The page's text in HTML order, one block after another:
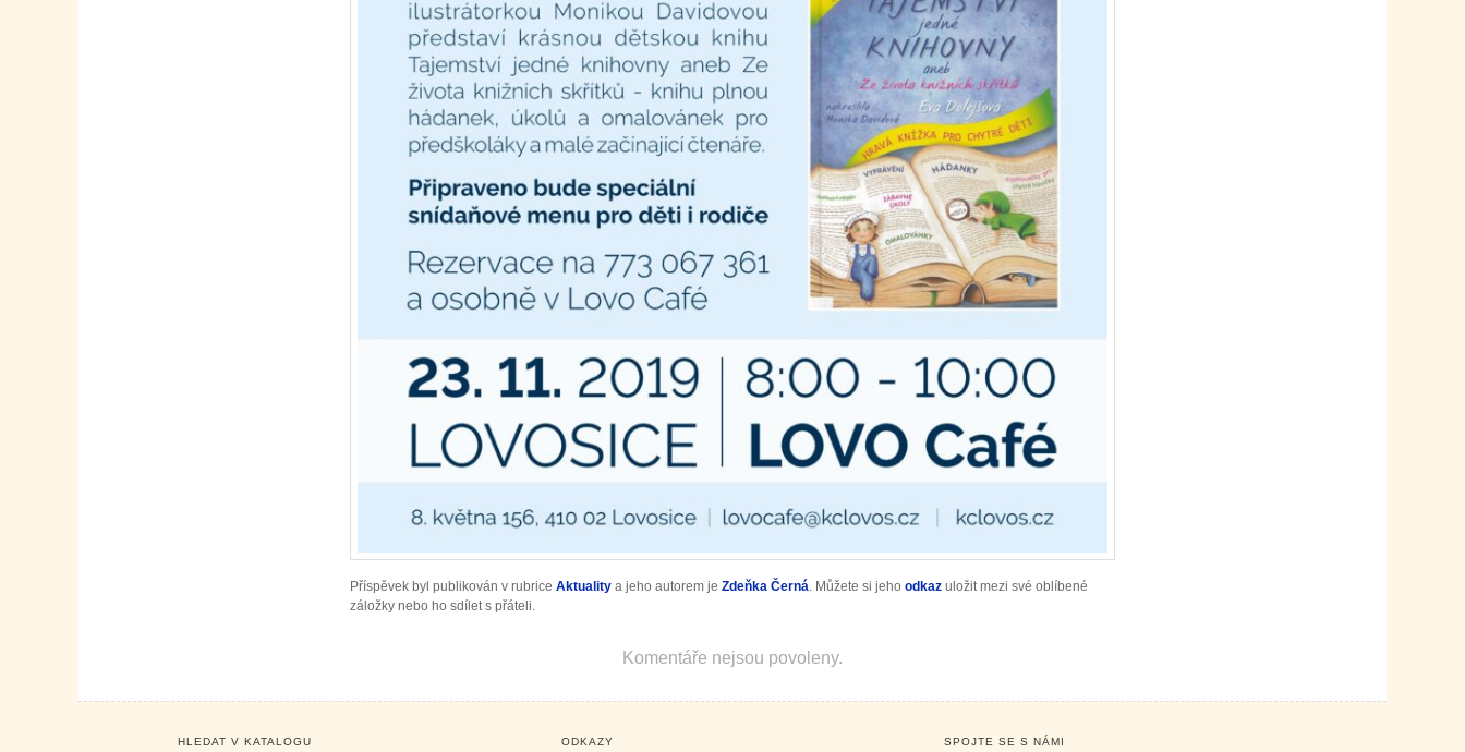
Příspěvek byl publikován v rubriceAktuality a jeho autorem jeZdeňka Černá. Můžete si jehoodkaz uložit mezi své oblíbené
záložky nebo ho sdílet s přáteli.
Komentáře nejsou povoleny.
HLEDAT V KATALOGU ODKAZY SPOJTE SE S NÁMI